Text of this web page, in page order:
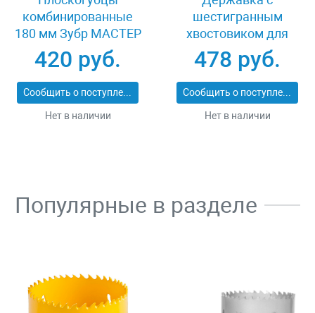
комбинированные
180 мм Зубр МАСТЕР
22015-1-18_z01
420 руб.
Сообщить о поступлении
Нет в наличии
шестигранным
хвостовиком для
биметаллической
коронки 32-200 мм
Stayer
PROFESSIONAL 29550
478 руб.
Сообщить о поступлении
Нет в наличии
Популярные в разделе